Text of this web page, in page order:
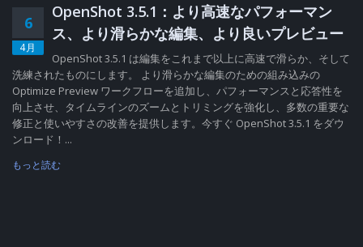
6
4月
OpenShot 3.5.1：より高速なパフォーマン
ス、より滑らかな編集、より良いプレビュー
OpenShot 3.5.1 は編集をこれまで以上に高速で滑らか、そして
洗練されたものにします。 より滑らかな編集のための組み込みの
Optimize Preview ワークフローを追加し、パフォーマンスと応答性を
向上させ、タイムラインのズームとトリミングを強化し、多数の重要な
修正と使いやすさの改善を提供します。今すぐ OpenShot 3.5.1 をダウ
ンロード！...
もっと読む